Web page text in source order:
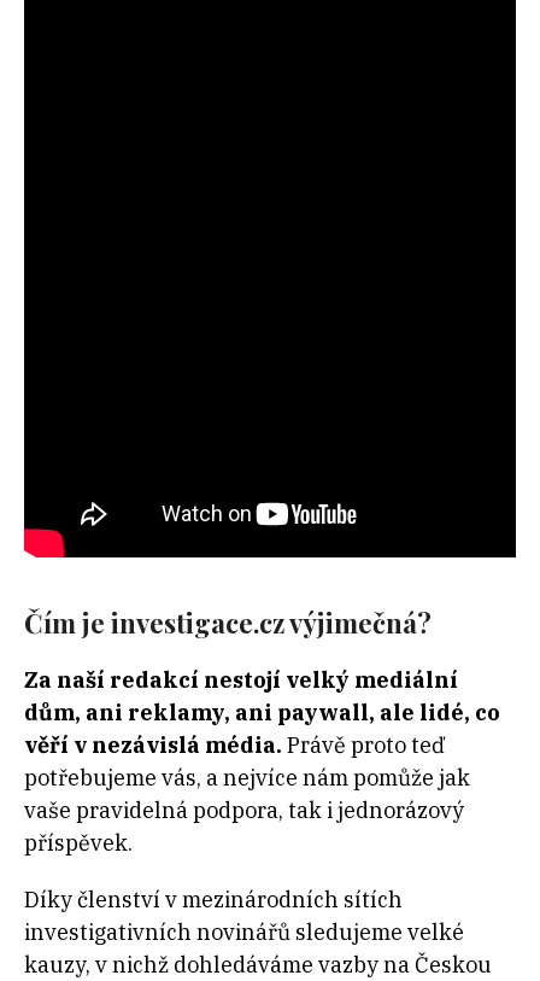
Čím je investigace.cz výjimečná?
Za naší redakcí nestojí velký mediální
dům, ani reklamy, ani paywall, ale lidé, co
věří v nezávislá média. Právě proto teď
potřebujeme vás, a nejvíce nám pomůže jak
vaše pravidelná podpora, tak i jednorázový
příspěvek.
Díky členství v mezinárodních sítích
investigativních novinářů sledujeme velké
kauzy, v nichž dohledáváme vazby na Českou